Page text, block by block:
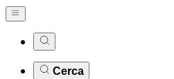
Cerca